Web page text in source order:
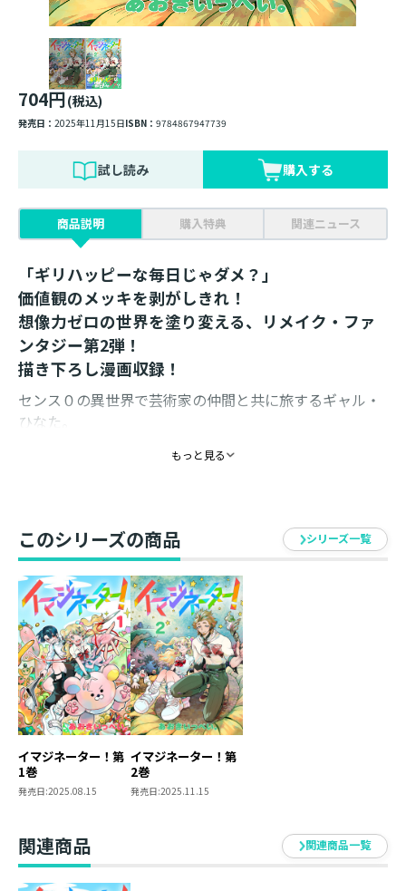
704円(税込)
発売日： 2025年11月15日ISBN： 9784867947739
試し読み 購入する
商品説明 購入特典 関連ニュース
「ギリハッピーな毎日じゃダメ？」
価値観のメッキを剥がしきれ！
想像力ゼロの世界を塗り変える、リメイク・ファ
ンタジー第2弾！
描き下ろし漫画収録！
センス０の異世界で芸術家の仲間と共に旅するギャル・
ひなた。
った彼女は金ピカな村へたどり着く。
ま!!
たどり着いたのは地獄―――と思いきや、
汗水たらしての重労働に達成感と仲間意識が爆誕する。
すると、仲良くなった住民から領主のイマジネーターと
『豊かさ』の意味が食い違っていると悩みを聞かされ
て……？
「ギリハッピーな毎日じゃダメ？」
価値観のメッキを剥がしきれ！
想像力ゼロの世界を塗り変える、リメイク・ファンタジ
ー第2弾！
もっと見る
このシリーズの商品 シリーズ一覧
イマジネーター！第
1巻
発売日:2025.08.15
イマジネーター！第
2巻
発売日:2025.11.15
関連商品 関連商品一覧